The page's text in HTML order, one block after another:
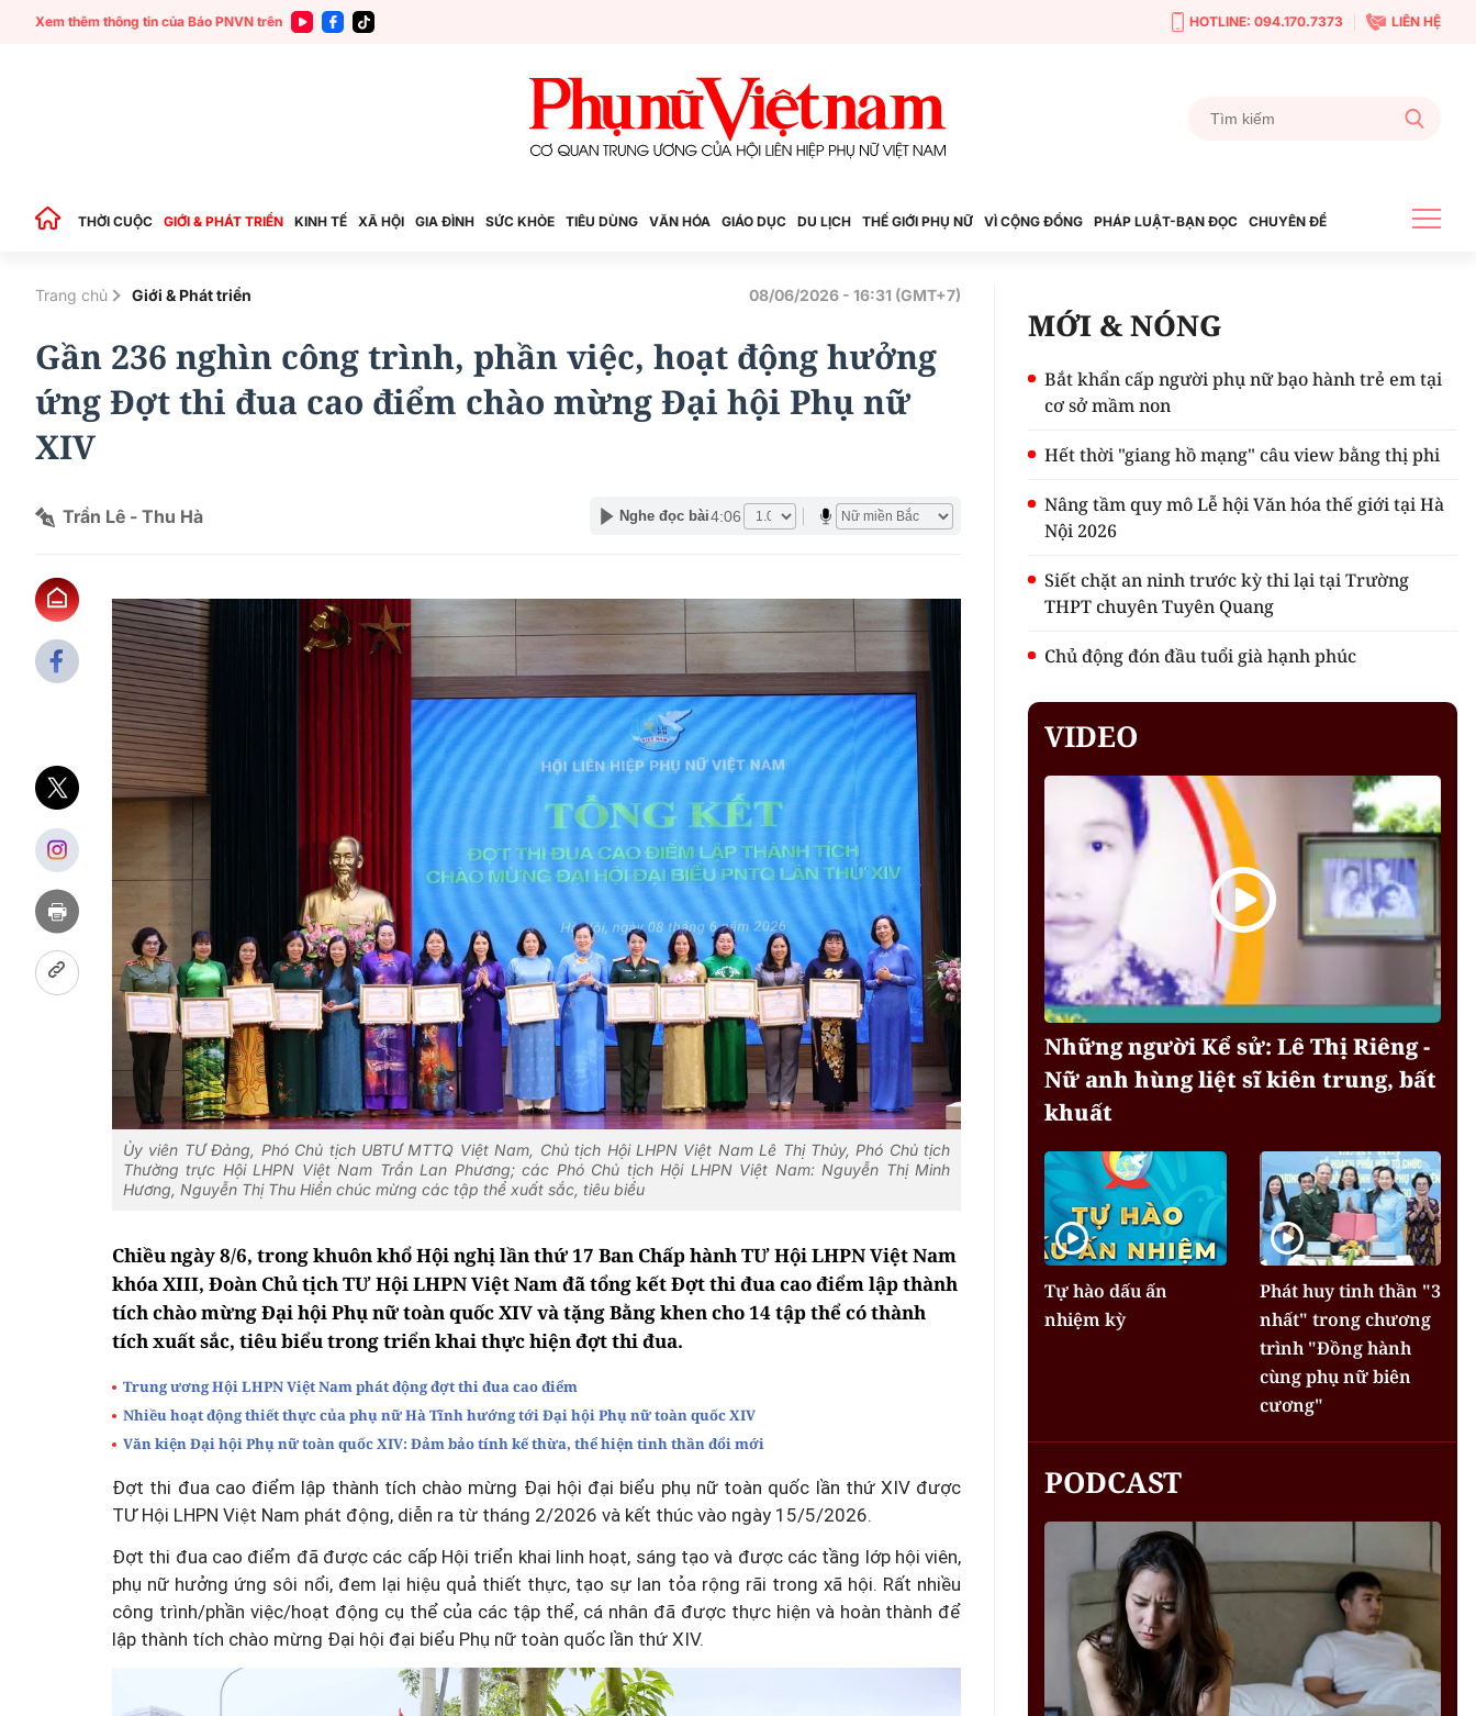
Xem thêm thông tin của Báo PNVN trên HOTLINE: 094.170.7373 LIÊN HỆ
THỜI CUỘC GIỚI & PHÁT TRIỂN KINH TẾ XÃ HỘI GIA ĐÌNH SỨC KHỎE TIÊU DÙNG VĂN HÓA GIÁO DỤC DU LỊCH THẾ GIỚI PHỤ NỮ VÌ CỘNG ĐỒNG PHÁP LUẬT-BẠN ĐỌC CHUYÊN ĐỀ
Trang chủ Giới & Phát triển 08/06/2026 - 16:31 (GMT+7)
Gần 236 nghìn công trình, phần việc, hoạt động hưởng
ứng Đợt thi đua cao điểm chào mừng Đại hội Phụ nữ
XIV
Trần Lê - Thu Hà Nghe đọc bài4:06
Ủy viên TƯ Đảng, Phó Chủ tịch UBTƯ MTTQ Việt Nam, Chủ tịch Hội LHPN Việt Nam Lê Thị Thủy, Phó Chủ tịch
Thường trực Hội LHPN Việt Nam Trần Lan Phương; các Phó Chủ tịch Hội LHPN Việt Nam: Nguyễn Thị Minh
Hương, Nguyễn Thị Thu Hiền chúc mừng các tập thể xuất sắc, tiêu biểu
Chiều ngày 8/6, trong khuôn khổ Hội nghị lần thứ 17 Ban Chấp hành TƯ Hội LHPN Việt Nam
khóa XIII, Đoàn Chủ tịch TƯ Hội LHPN Việt Nam đã tổng kết Đợt thi đua cao điểm lập thành
tích chào mừng Đại hội Phụ nữ toàn quốc XIV và tặng Bằng khen cho 14 tập thể có thành
tích xuất sắc, tiêu biểu trong triển khai thực hiện đợt thi đua.
Trung ương Hội LHPN Việt Nam phát động đợt thi đua cao điểm
Nhiều hoạt động thiết thực của phụ nữ Hà Tĩnh hướng tới Đại hội Phụ nữ toàn quốc XIV
Văn kiện Đại hội Phụ nữ toàn quốc XIV: Đảm bảo tính kế thừa, thể hiện tinh thần đổi mới
Đợt thi đua cao điểm lập thành tích chào mừng Đại hội đại biểu phụ nữ toàn quốc lần thứ XIV được
TƯ Hội LHPN Việt Nam phát động, diễn ra từ tháng 2/2026 và kết thúc vào ngày 15/5/2026.
Đợt thi đua cao điểm đã được các cấp Hội triển khai linh hoạt, sáng tạo và được các tầng lớp hội viên,
phụ nữ hưởng ứng sôi nổi, đem lại hiệu quả thiết thực, tạo sự lan tỏa rộng rãi trong xã hội. Rất nhiều
công trình/phần việc/hoạt động cụ thể của các tập thể, cá nhân đã được thực hiện và hoàn thành để
lập thành tích chào mừng Đại hội đại biểu Phụ nữ toàn quốc lần thứ XIV.
MỚI & NÓNG
Bắt khẩn cấp người phụ nữ bạo hành trẻ em tại
cơ sở mầm non
Hết thời "giang hồ mạng" câu view bằng thị phi
Nâng tầm quy mô Lễ hội Văn hóa thế giới tại Hà
Nội 2026
Siết chặt an ninh trước kỳ thi lại tại Trường
THPT chuyên Tuyên Quang
Chủ động đón đầu tuổi già hạnh phúc
VIDEO
Những người Kể sử: Lê Thị Riêng -
Nữ anh hùng liệt sĩ kiên trung, bất
khuất
Tự hào dấu ấn
nhiệm kỳ
Phát huy tinh thần "3
nhất" trong chương
trình "Đồng hành
cùng phụ nữ biên
cương"
PODCAST